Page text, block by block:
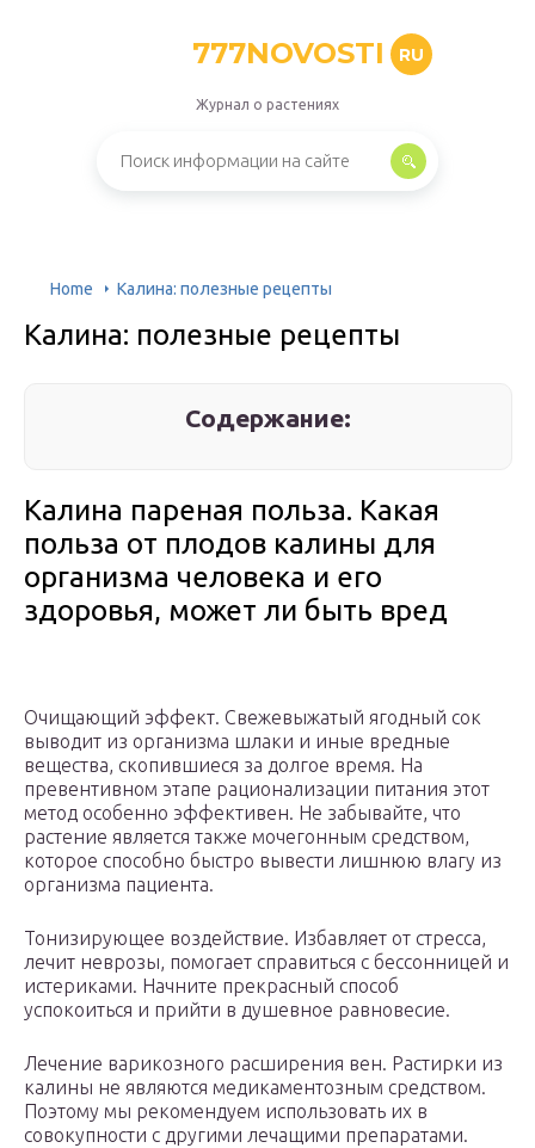
777NOVOSTI RU
Журнал о растениях
Home Калина: полезные рецепты
Калина: полезные рецепты
Содержание:
Калина пареная польза. Какая
польза от плодов калины для
организма человека и его
здоровья, может ли быть вред
Очищающий эффект. Свежевыжатый ягодный сок
выводит из организма шлаки и иные вредные
вещества, скопившиеся за долгое время. На
превентивном этапе рационализации питания этот
метод особенно эффективен. Не забывайте, что
растение является также мочегонным средством,
которое способно быстро вывести лишнюю влагу из
организма пациента.
Тонизирующее воздействие. Избавляет от стресса,
лечит неврозы, помогает справиться с бессонницей и
истериками. Начните прекрасный способ
успокоиться и прийти в душевное равновесие.
Лечение варикозного расширения вен. Растирки из
калины не являются медикаментозным средством.
Поэтому мы рекомендуем использовать их в
совокупности с другими лечащими препаратами.